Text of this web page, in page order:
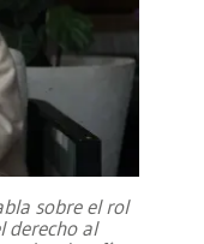
sobre el rol
derecho al